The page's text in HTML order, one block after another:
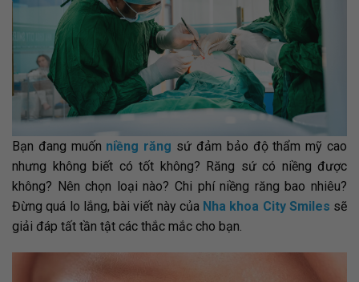
Bạn đang muốn niềng răng sứ đảm bảo độ thẩm mỹ cao
nhưng không biết có tốt không? Răng sứ có niềng được
không? Nên chọn loại nào? Chi phí niềng răng bao nhiêu?
Đừng quá lo lắng, bài viết này của Nha khoa City Smiles sẽ
giải đáp tất tần tật các thắc mắc cho bạn.